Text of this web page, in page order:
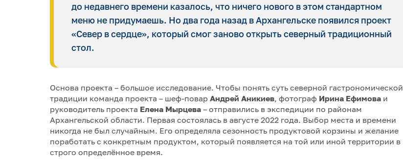
до недавнего времени казалось, что ничего нового в этом стандартном
меню не придумаешь. Но два года назад в Архангельске появился проект
«Север в сердце», который смог заново открыть северный традиционный
стол.
Основа проекта – большое исследование. Чтобы понять суть северной гастрономической
традиции команда проекта – шеф-повар Андрей Аникиев, фотограф Ирина Ефимова и
руководитель проекта Елена Мырцева – отправились в экспедиции по районам
Архангельской области. Первая состоялась в августе 2022 года. Выбор места и времени
никогда не был случайным. Его определяла сезонность продуктовой корзины и желание
поработать с конкретным продуктом, который появляется на той или иной территории в
строго определённое время.